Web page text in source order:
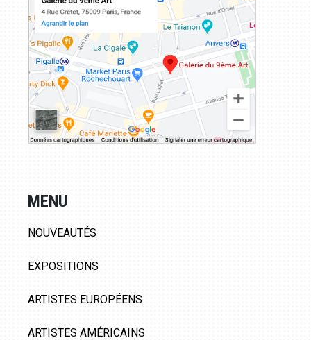
MENU
NOUVEAUTÉS
EXPOSITIONS
ARTISTES EUROPÉENS
ARTISTES AMÉRICAINS